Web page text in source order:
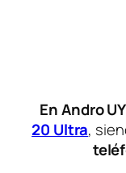
En Andro UY
20 Ultra,